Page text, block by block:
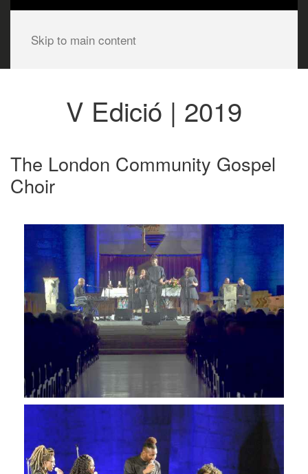
Skip to main content
V Edició | 2019
The London Community Gospel
Choir